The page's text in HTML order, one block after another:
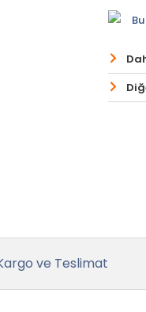
ve Teslimat